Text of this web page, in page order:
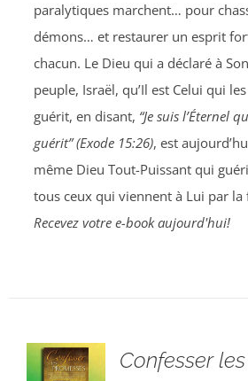
paralytiques marchent… pour
démons… et restaurer un esprit
chacun. Le Dieu qui a déclaré à Son
peuple, Israël, qu’Il est Celui qui les
guérit, en disant, “Je suis l’Éternel
guérit” (Exode 15:26), est
même Dieu Tout-Puissant qui
tous ceux qui viennent à Lui par la
Recevez votre e-book aujourd'hui!
Confesser